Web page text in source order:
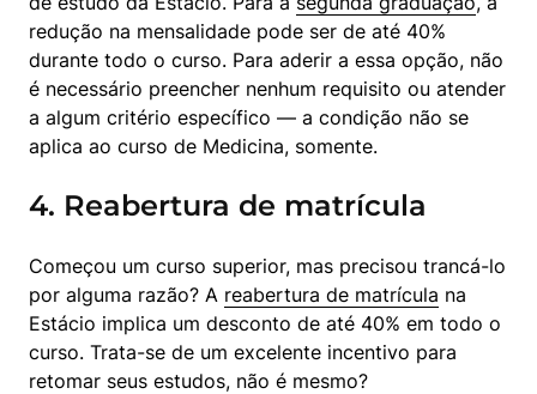
redução na mensalidade pode ser de até 40%
durante todo o curso. Para aderir a essa opção, não
é necessário preencher nenhum requisito ou atender
a algum critério específico — a condição não se
aplica ao curso de Medicina, somente.
4. Reabertura de matrícula
Começou um curso superior, mas precisou trancá-lo
por alguma razão? A reabertura de matrícula na
Estácio implica um desconto de até 40% em todo o
curso. Trata-se de um excelente incentivo para
retomar seus estudos, não é mesmo?